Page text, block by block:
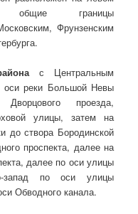
границы
Фрунзенским
с Центральным
оси реки Большой Невы
проезда,
улицы, затем на
до створа Бородинской
проспекта, далее на
далее по оси улицы
запад по оси улицы
Обводного канала.